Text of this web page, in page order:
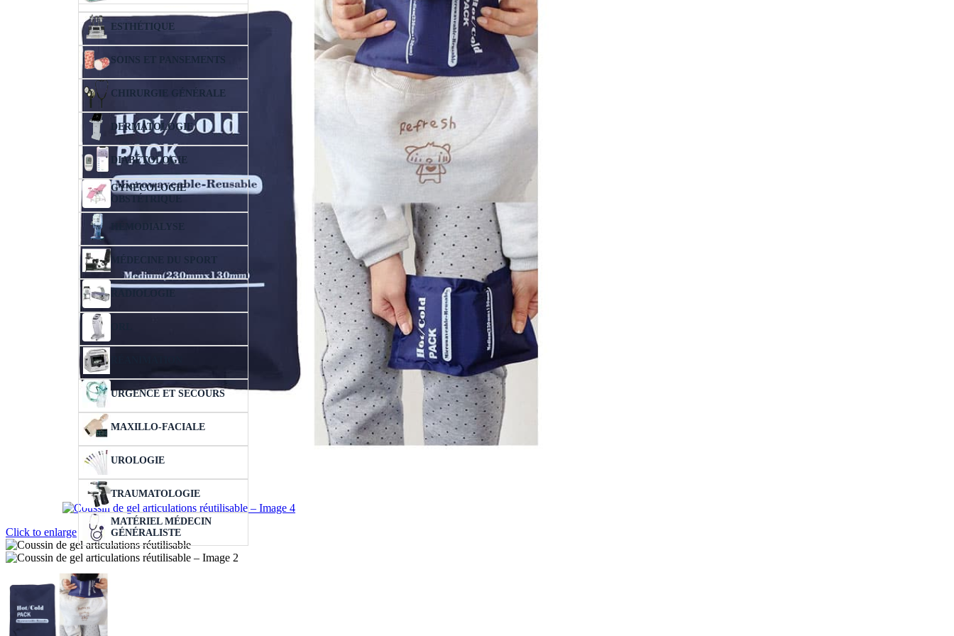
ESTHÉTIQUE
SOINS ET PANSEMENTS
CHIRURGIE GÉNÉRALE
DERMATOLOGIE
DIABÉTOLOGIE
GYNÉCOLOGIE
OBSTÉTRIQUE
HÉMODIALYSE
MÉDECINE DU SPORT
URGENCE ET SECOURS
MAXILLO-FACIALE
UROLOGIE
TRAUMATOLOGIE
MATÉRIEL MÉDECIN
GÉNÉRALISTE
Click to enlarge